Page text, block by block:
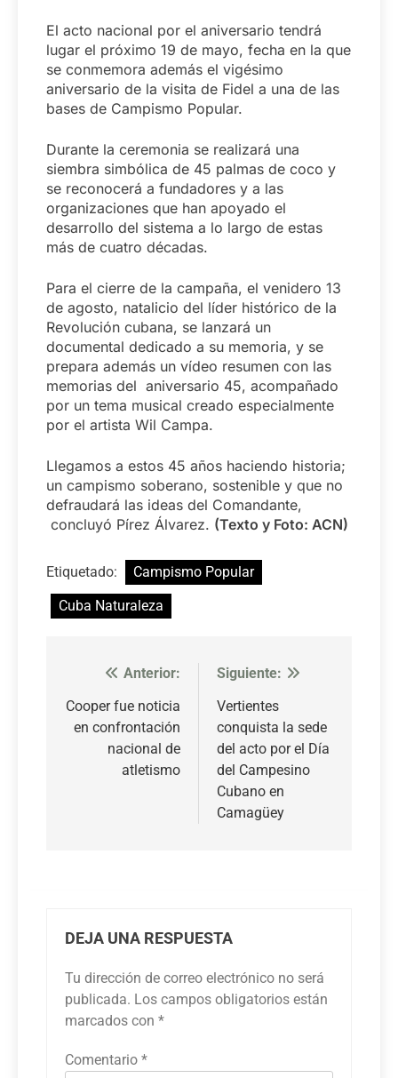
El acto nacional por el aniversario tendrá
lugar el próximo 19 de mayo, fecha en la que
se conmemora además el vigésimo
aniversario de la visita de Fidel a una de las
bases de Campismo Popular.
Durante la ceremonia se realizará una
siembra simbólica de 45 palmas de coco y
se reconocerá a fundadores y a las
organizaciones que han apoyado el
desarrollo del sistema a lo largo de estas
más de cuatro décadas.
Para el cierre de la campaña, el venidero 13
de agosto, natalicio del líder histórico de la
Revolución cubana, se lanzará un
documental dedicado a su memoria, y se
prepara además un vídeo resumen con las
memorias del aniversario 45, acompañado
por un tema musical creado especialmente
por el artista Wil Campa.
Llegamos a estos 45 años haciendo historia;
un campismo soberano, sostenible y que no
defraudará las ideas del Comandante,
concluyó Pírez Álvarez. (Texto y Foto: ACN)
Etiquetado:
Campismo Popular
Cuba Naturaleza
Navegación
de
entradas
Anterior:
Cooper fue noticia
en confrontación
nacional de
atletismo
Siguiente:
Vertientes
conquista la sede
del acto por el Día
del Campesino
Cubano en
Camagüey
DEJA UNA RESPUESTA
Tu dirección de correo electrónico no será
publicada. Los campos obligatorios están
marcados con *
Comentario *